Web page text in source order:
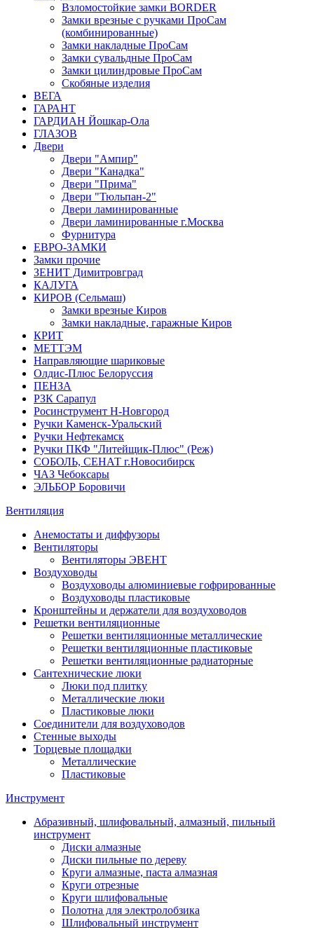
Взломостойкие замки BORDER
Замки врезные с ручками ПроСам
(комбинированные)
Замки накладные ПроСам
Замки сувальдные ПроСам
Замки цилиндровые ПроСам
Скобяные изделия
ВЕГА
ГАРАНТ
ГАРДИАН Йошкар-Ола
ГЛАЗОВ
Двери
Двери "Ампир"
Двери "Канадка"
Двери "Прима"
Двери "Тюльпан-2"
Двери ламинированные
Двери ламинированные г.Москва
Фурнитура
ЕВРО-ЗАМКИ
Замки прочие
ЗЕНИТ Димитровград
КАЛУГА
КИРОВ (Сельмаш)
Замки врезные Киров
Замки накладные, гаражные Киров
КРИТ
МЕТТЭМ
Направляющие шариковые
Олдис-Плюс Белоруссия
ПЕНЗА
РЗК Сарапул
Росинструмент Н-Новгород
Ручки Каменск-Уральский
Ручки Нефтекамск
Ручки ПКФ "Литейщик-Плюс" (Реж)
СОБОЛЬ, СЕНАТ г.Новосибирск
ЧАЗ Чебоксары
ЭЛЬБОР Боровичи
Вентиляция
Анемостаты и диффузоры
Вентиляторы
Вентиляторы ЭВЕНТ
Воздуховоды
Воздуховоды алюминиевые гофрированные
Воздуховоды пластиковые
Кронштейны и держатели для воздуховодов
Решетки вентиляционные
Решетки вентиляционные металлические
Решетки вентиляционные пластиковые
Решетки вентиляционные радиаторные
Сантехнические люки
Люки под плитку
Металлические люки
Пластиковые люки
Соединители для воздуховодов
Стенные выходы
Торцевые площадки
Металлические
Пластиковые
Инструмент
Абразивный, шлифовальный, алмазный, пильный
инструмент
Диски алмазные
Диски пильные по дереву
Круги алмазные, паста алмазная
Круги отрезные
Круги шлифовальные
Полотна для электролобзика
Шлифовальный инструмент